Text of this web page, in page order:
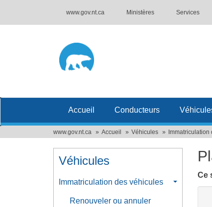
www.gov.nt.ca Ministères Services
Accueil Conducteurs
www.gov.nt.ca Accueil Véhicules
Véhicules
Immatriculation des véhicules
Renouveler ou annuler
Ce